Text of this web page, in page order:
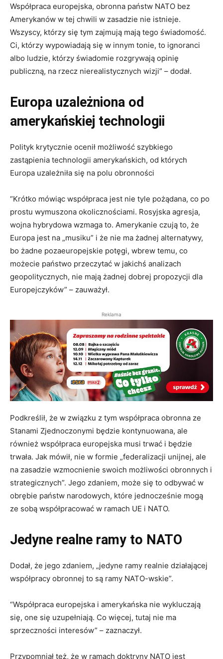
Współpraca europejska, obronna państw NATO bez
Amerykanów w tej chwili w zasadzie nie istnieje.
Wszyscy, którzy się tym zajmują mają tego świadomość.
Ci, którzy wypowiadają się w innym tonie, to ignoranci
albo ludzie, którzy świadomie rozgrywają opinię
publiczną, na rzecz nierealistycznych wizji” – dodał.
Europa uzależniona od
amerykańskiej technologii
Polityk krytycznie ocenił możliwość szybkiego
zastąpienia technologii amerykańskich, od których
Europa uzależniła się na polu obronności
“Krótko mówiąc współpraca jest nie tyle pożądana, co po
prostu wymuszona okolicznościami. Rosyjska agresja,
wojna hybrydowa wzmaga to. Amerykanie czują to, że
Europa jest na „musiku” i że nie ma żadnej alternatywy,
bo żadne pozaeuropejskie potęgi, wbrew temu, co
możecie państwo przeczytać w jakichś analizach
geopolitycznych, nie mają żadnej dobrej propozycji dla
Europejczyków” – zauważył.
Reklama
Podkreślił, że w związku z tym współpraca obronna ze
Stanami Zjednoczonymi będzie kontynuowana, ale
również współpraca europejska musi trwać i będzie
trwała. Jak mówił, nie w formie „federalizacji unijnej, ale
na zasadzie wzmocnienie swoich możliwości obronnych i
strategicznych”. Jego zdaniem, może się to odbywać w
obrębie państw narodowych, które jednocześnie mogą
ze sobą współpracować w ramach UE i NATO.
Jedyne realne ramy to NATO
Dodał, że jego zdaniem, „jedyne ramy realnie działającej
współpracy obronnej to są ramy NATO-wskie”.
“Współpraca europejska i amerykańska nie wykluczają
się, one się uzupełniają. Co więcej, tutaj nie ma
sprzeczności interesów” – zaznaczył.
Przypomniał też, że w ramach doktryny NATO jest